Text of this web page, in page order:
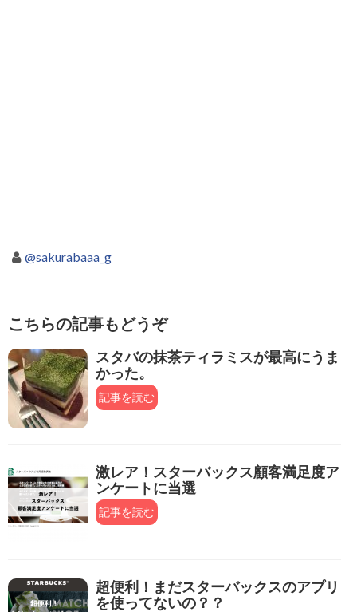
@sakurabaaa_g
こちらの記事もどうぞ
スタバの抹茶ティラミスが最高にうま
かった。
記事を読む
激レア！スターバックス顧客満足度ア
ンケートに当選
記事を読む
超便利！まだスターバックスのアプリ
を使ってないの？？